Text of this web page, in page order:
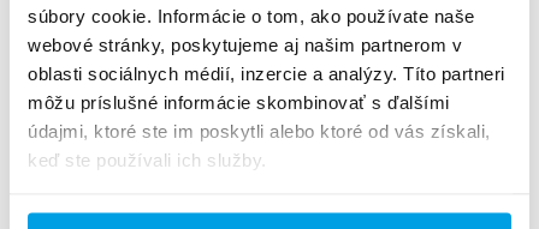
súbory cookie. Informácie o tom, ako používate naše
webové stránky, poskytujeme aj našim partnerom v
oblasti sociálnych médií, inzercie a analýzy. Títo partneri
môžu príslušné informácie skombinovať s ďalšími
údajmi, ktoré ste im poskytli alebo ktoré od vás získali,
keď ste používali ich služby.
device and behavior.
Tracks the visitor
across devices and
marketing channels.
_gcl_au Google
Used to measure the
efficiency of the
advertisement
3